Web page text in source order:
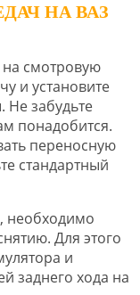
НА ВАЗ
на смотровую
и установите
Не забудьте
понадобится.
переносную
стандартный
необходимо
Для этого
и
заднего хода на